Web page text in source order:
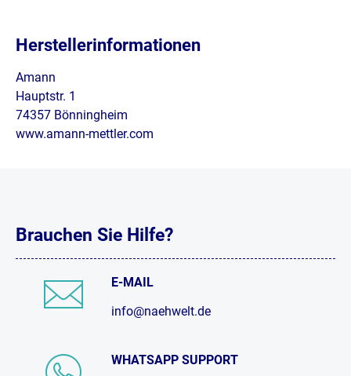
Herstellerinformationen
Amann
Hauptstr. 1
74357 Bönningheim
www.amann-mettler.com
Brauchen Sie Hilfe?
E-MAIL
info@naehwelt.de
WHATSAPP SUPPORT